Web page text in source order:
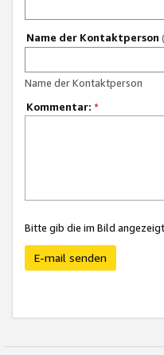
Name der Kontaktperson
Name der Kontaktperson
Kommentar: *
Bitte gib die im Bild
E-mail senden